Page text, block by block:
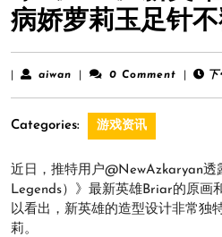
病娇萝莉玉足针
aiwan aiwan 0 Comment
Categories: 游戏资讯
近日，推特用户@NewAzkaryan透
Legends）》最新英雄Briar的原画
以看出，新英雄的造型设计非常独
莉。